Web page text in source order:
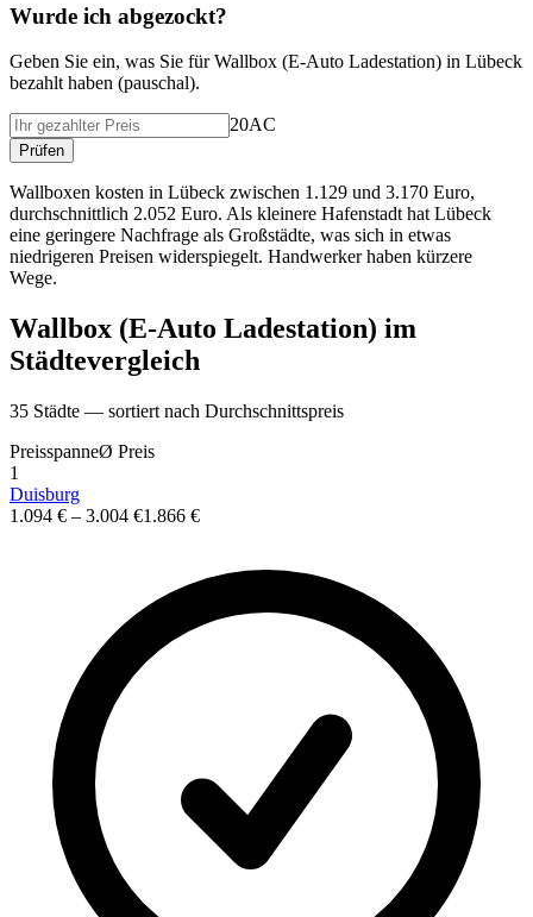
Wurde ich abgezockt?
Geben Sie ein, was Sie fürWallbox (E-Auto Ladestation) in Lübeck
bezahlt haben (pauschal).
20AC
Prüfen
Wallboxen kosten in Lübeck zwischen 1.129 und 3.170 Euro,
durchschnittlich 2.052 Euro. Als kleinere Hafenstadt hat Lübeck
eine geringere Nachfrage als Großstädte, was sich in etwas
niedrigeren Preisen widerspiegelt. Handwerker haben kürzere
Wege.
Wallbox (E-Auto Ladestation) im
Städtevergleich
35 Städte — sortiert nach Durchschnittspreis
PreisspanneØ Preis
1
Duisburg
1.094 € – 3.004 €1.866 €